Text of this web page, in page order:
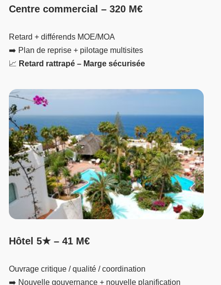
Centre commercial – 320 M€
Retard + différends MOE/MOA
➡️ Plan de reprise + pilotage multisites
📈 Retard rattrapé – Marge sécurisée
Hôtel 5★ – 41 M€
Ouvrage critique / qualité / coordination
➡️ Nouvelle gouvernance + nouvelle planification